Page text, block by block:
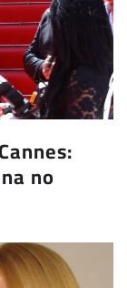
no